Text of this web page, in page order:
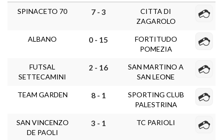
SPINACETO 70 7 - 3
CITTA DI
ZAGAROLO
ALBANO 0 - 15
FORTITUDO
POMEZIA
FUTSAL
SETTECAMINI
2 - 16
SAN MARTINO A
SAN LEONE
TEAM GARDEN 8 - 1
SPORTING CLUB
PALESTRINA
SAN VINCENZO
DE PAOLI
3 - 1 TC PARIOLI